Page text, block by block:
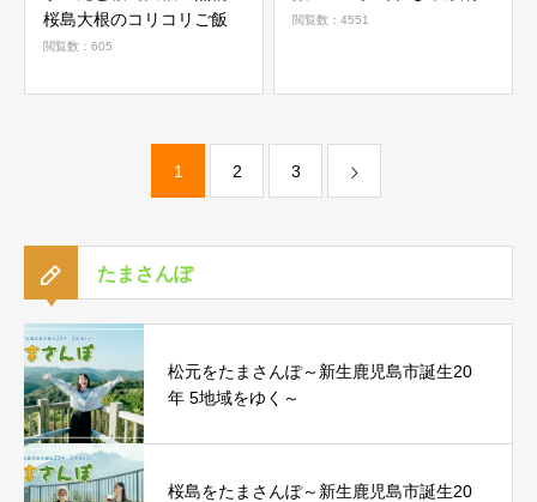
桜島大根のコリコリご飯
閲覧数：605
閲覧数：4551
1 2 3
たまさんぽ
松元をたまさんぽ～新生鹿児島市誕生20
年 5地域をゆく～
桜島をたまさんぽ～新生鹿児島市誕生20